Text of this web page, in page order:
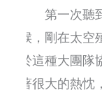
第一次聽到
候，剛在太
於這種大團
著很大的熱